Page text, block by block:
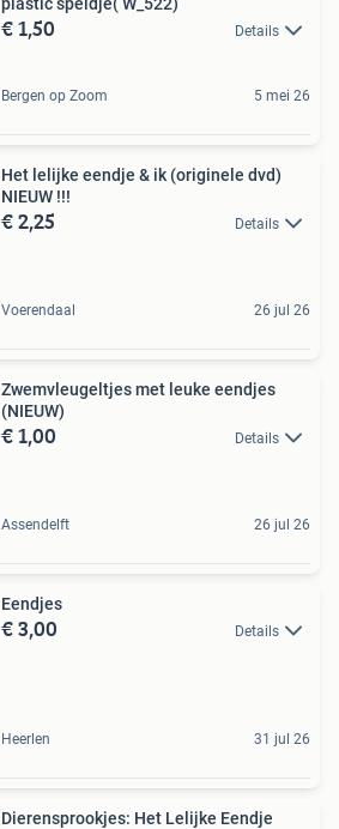
€ 1,50 Details
Bergen op Zoom 5 mei 26
Het lelijke eendje & ik (originele dvd)
NIEUW !!!
€ 2,25 Details
Voerendaal 26 jul 26
Zwemvleugeltjes met leuke eendjes
(NIEUW)
€ 1,00 Details
Assendelft 26 jul 26
Eendjes
€ 3,00 Details
Heerlen 31 jul 26
Dierensprookjes: Het Lelijke Eendje